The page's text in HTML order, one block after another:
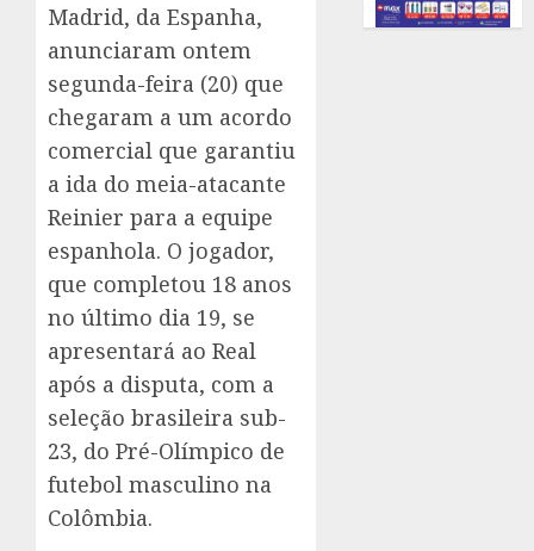
Madrid, da Espanha,
anunciaram ontem
segunda-feira (20) que
chegaram a um acordo
comercial que garantiu
a ida do meia-atacante
Reinier para a equipe
espanhola. O jogador,
que completou 18 anos
no último dia 19, se
apresentará ao Real
após a disputa, com a
seleção brasileira sub-
23, do Pré-Olímpico de
futebol masculino na
Colômbia.